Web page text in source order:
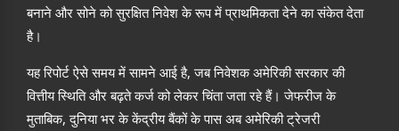
बनाने और सोने को सुरक्षित निवेश के रूप में प्राथमिकता देने का संकेत देता
है।
यह रिपोर्ट ऐसे समय में सामने आई है, जब निवेशक अमेरिकी सरकार की
वित्तीय स्थिति और बढ़ते कर्ज को लेकर चिंता जता रहे हैं। जेफरीज के
मुताबिक, दुनिया भर के केंद्रीय बैंकों के पास अब अमेरिकी ट्रेजरी